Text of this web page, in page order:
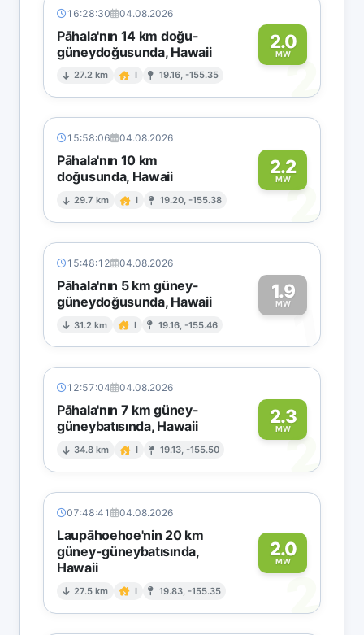
16:28:30 04.08.2026
Pāhala'nın 14 km doğu-
güneydoğusunda, Hawaii
27.2 km I 19.16, -155.35
2.0
MW2
15:58:06 04.08.2026
Pāhala'nın 10 km
doğusunda, Hawaii
29.7 km I 19.20, -155.38
2.2
MW2
15:48:12 04.08.2026
Pāhala'nın 5 km güney-
güneydoğusunda, Hawaii
31.2 km I 19.16, -155.46
1.9
MW1
12:57:04 04.08.2026
Pāhala'nın 7 km güney-
güneybatısında, Hawaii
34.8 km I 19.13, -155.50
2.3
MW2
07:48:41 04.08.2026
Laupāhoehoe'nin 20 km
güney-güneybatısında,
Hawaii
27.5 km I 19.83, -155.35
2.0
MW
2